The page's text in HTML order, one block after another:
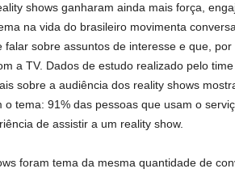
shows ganharam ainda mais força,
na vida do brasileiro movimenta
falar sobre assuntos de interesse e que,
a TV. Dados de estudo realizado pelo
sobre a audiência dos reality shows
o tema: 91% das pessoas que usam o
de assistir a um reality show.
foram tema da mesma quantidade de